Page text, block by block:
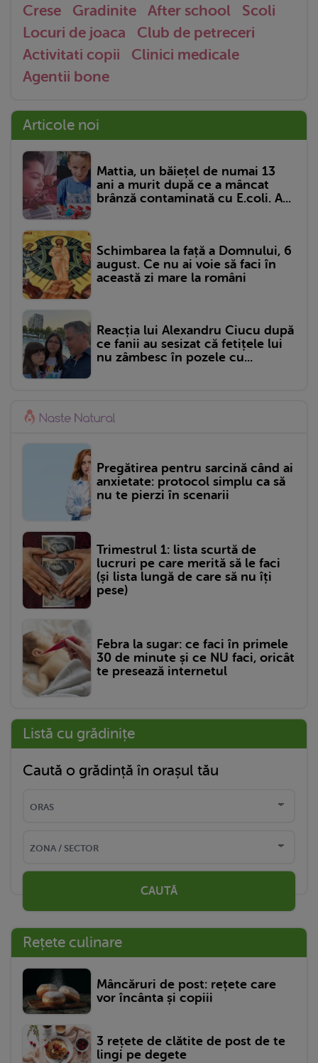
Crese Gradinite After school
Scoli
Locuri de joaca
Club de petreceri
Activitati copii
Clinici medicale
Agentii bone
Articole noi
Mattia, un băiețel de numai 13
ani a murit după ce a mâncat
brânză contaminată cu E.coli. A...
Schimbarea la față a Domnului, 6
august. Ce nu ai voie să faci în
această zi mare la români
Reacția lui Alexandru Ciucu după
ce fanii au sesizat că fetițele lui
nu zâmbesc în pozele cu...
Pregătirea pentru sarcină când ai
anxietate: protocol simplu ca să
nu te pierzi în scenarii
Trimestrul 1: lista scurtă de
lucruri pe care merită să le faci
(și lista lungă de care să nu îți
pese)
Febra la sugar: ce faci în primele
30 de minute și ce NU faci, oricât
te presează internetul
Listă cu grădinițe
Caută o grădință în orașul tău
CAUTĂ
Rețete culinare
Mâncăruri de post: rețete care
vor încânta și copiii
3 rețete de clătite de post de te
lingi pe degete